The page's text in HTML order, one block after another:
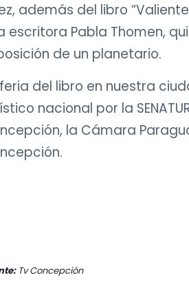
además del libro
escritora Pabla Thomen,
de un planetario.
del libro en nuestra
nacional por la
la Cámara
Tv Concepción